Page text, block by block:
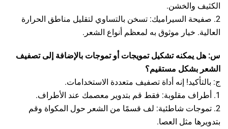
الكثيف والخشن.
2. صفيحة السيراميك: تسخن بالتساوي لتقليل مناطق الحرارة
العالية. خيار موثوق به لمعظم أنواع الشعر.
س: هل يمكنه تشكيل تمويجات أو تموجات بالإضافة إلى تصفيف
الشعر بشكل مستقيم؟
ج: بالتأكيد! إنه أداة تصفيف متعددة الاستخدامات.
1. أطراف مقلوبة: فقط قم بتدوير معصمك عند الأطراف.
2. تموجات شاطئية: لف قسمًا من الشعر حول المكواة وقم
بتدويرها مثل العصا.